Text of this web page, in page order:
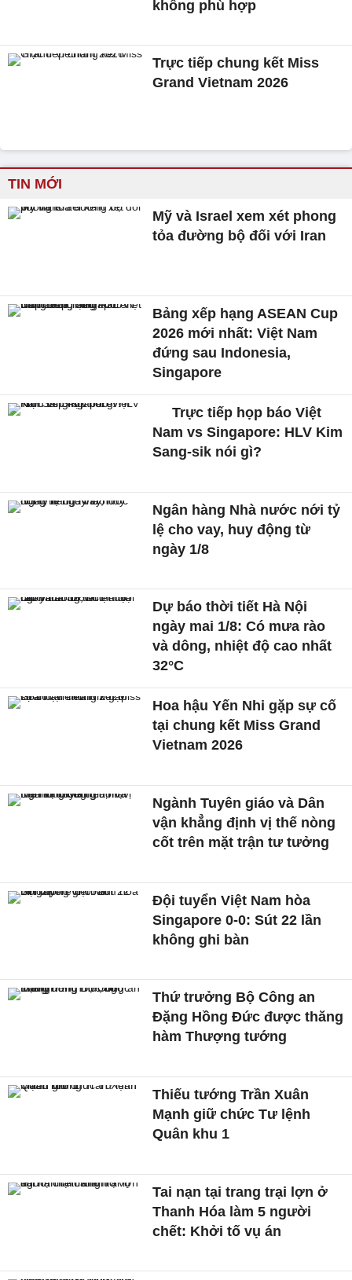
không phù hợp
Trực tiếp chung kết Miss
Grand Vietnam 2026
TIN MỚI
Mỹ và Israel xem xét phong
tỏa đường bộ đối với Iran
Bảng xếp hạng ASEAN Cup
2026 mới nhất: Việt Nam
đứng sau Indonesia,
Singapore
Trực tiếp họp báo Việt
Nam vs Singapore: HLV Kim
Sang-sik nói gì?
Ngân hàng Nhà nước nới tỷ
lệ cho vay, huy động từ
ngày 1/8
Dự báo thời tiết Hà Nội
ngày mai 1/8: Có mưa rào
và dông, nhiệt độ cao nhất
32°C
Hoa hậu Yến Nhi gặp sự cố
tại chung kết Miss Grand
Vietnam 2026
Ngành Tuyên giáo và Dân
vận khẳng định vị thế nòng
cốt trên mặt trận tư tưởng
Đội tuyển Việt Nam hòa
Singapore 0-0: Sút 22 lần
không ghi bàn
Thứ trưởng Bộ Công an
Đặng Hồng Đức được thăng
hàm Thượng tướng
Thiếu tướng Trần Xuân
Mạnh giữ chức Tư lệnh
Quân khu 1
Tai nạn tại trang trại lợn ở
Thanh Hóa làm 5 người
chết: Khởi tố vụ án